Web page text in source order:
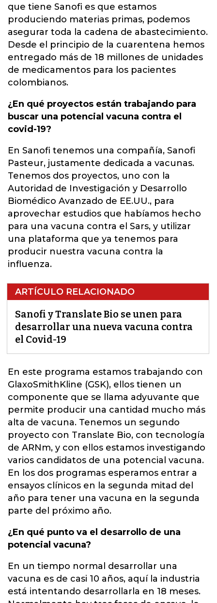
que tiene Sanofi es que estamos
produciendo materias primas, podemos
asegurar toda la cadena de abastecimiento.
Desde el principio de la cuarentena hemos
entregado más de 18 millones de unidades
de medicamentos para los pacientes
colombianos.
¿En qué proyectos están trabajando para
buscar una potencial vacuna contra el
covid-19?
En Sanofi tenemos una compañía, Sanofi
Pasteur, justamente dedicada a vacunas.
Tenemos dos proyectos, uno con la
Autoridad de Investigación y Desarrollo
Biomédico Avanzado de EE.UU., para
aprovechar estudios que habíamos hecho
para una vacuna contra el Sars, y utilizar
una plataforma que ya tenemos para
producir nuestra vacuna contra la
influenza.
ARTÍCULO RELACIONADO
Sanofi y Translate Bio se unen para
desarrollar una nueva vacuna contra
el Covid-19
En este programa estamos trabajando con
GlaxoSmithKline (GSK), ellos tienen un
componente que se llama adyuvante que
permite producir una cantidad mucho más
alta de vacuna. Tenemos un segundo
proyecto con Translate Bio, con tecnología
de ARNm, y con ellos estamos investigando
varios candidatos de una potencial vacuna.
En los dos programas esperamos entrar a
ensayos clínicos en la segunda mitad del
año para tener una vacuna en la segunda
parte del próximo año.
¿En qué punto va el desarrollo de una
potencial vacuna?
En un tiempo normal desarrollar una
vacuna es de casi 10 años, aquí la industria
está intentando desarrollarla en 18 meses.